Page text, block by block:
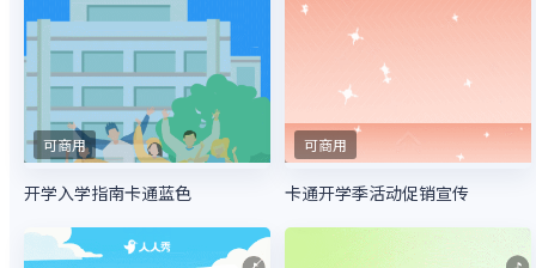
可商用
开学入学指南卡通蓝色
可商用
卡通开学季活动促销宣传